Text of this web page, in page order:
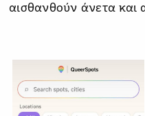
αισθανθούν άνετα και